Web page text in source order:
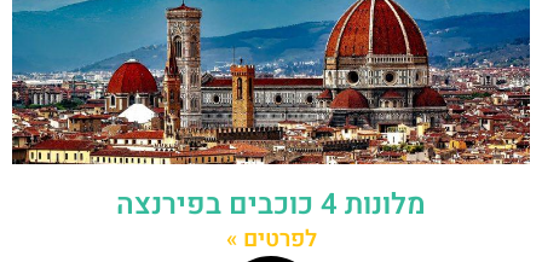
מלונות 4 כוכבים בפירנצה
לפרטים »